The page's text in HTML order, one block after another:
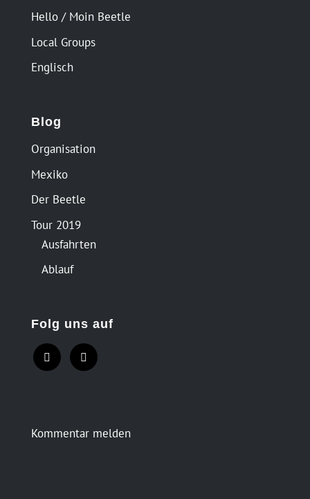
Hello / Moin Beetle
Local Groups
Englisch
Blog
Organisation
Mexiko
Der Beetle
Tour 2019
Ausfahrten
Ablauf
Folg uns auf
Kommentar melden